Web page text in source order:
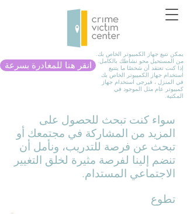
انقر هنا للمغادرة بسرعة
يمكن تتبع جهاز الكمبيوتر الخاص بك.
من المستحيل محو نشاطك بالكامل.
إذا كنت تعتقد أن شخصًا ما يتتبع
استخدام جهاز الكمبيوتر الخاص بك
في المنزل ، فيرجى استخدام جهاز
كمبيوتر عام مثل الموجود في
المكتبة.
سواء كنت تبحث للحصول على
المزيد من المشاركة في مجتمعك أو
تبحث عن فرصة للتدريب، ونأمل أن
تنضم إلينا لفرصة مثيرة لخلق التغيير
الاجتماعي المستدام.
تطوع